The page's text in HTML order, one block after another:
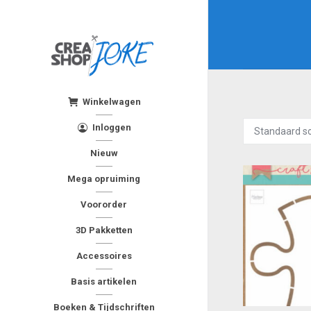
Winkelwagen
Inloggen
Nieuw
Mega opruiming
Voororder
3D Pakketten
Accessoires
Basis artikelen
Boeken & Tijdschriften